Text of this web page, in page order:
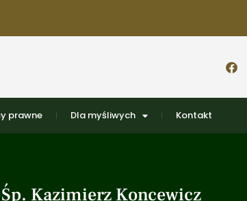
prawne Dla myśliwych Kontakt
Kazimierz Koncewicz